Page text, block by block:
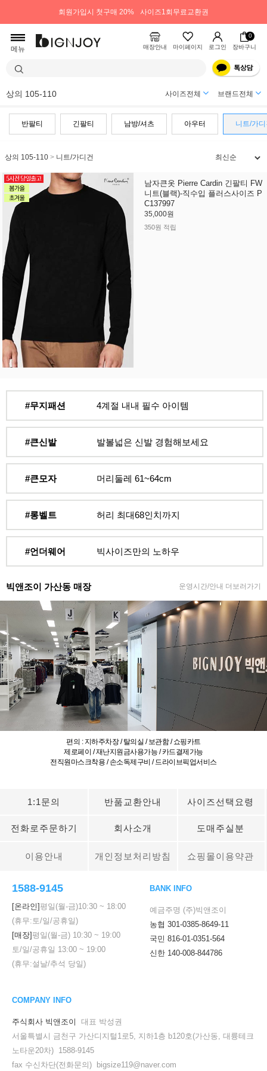
회원가입시 첫구매 20% 사이즈1회무료교환권
메뉴 매장안내 마이페이지 로그인
0
장바구니
상의 105-110 사이즈전체 브랜드전체
반팔티 긴팔티 남방/셔츠 아우터 니트/가
상의 105-110 > 니트/가디건
남자큰옷 Pierre Cardin 긴팔티 FW
니트(블랙)-직수입 플러스사이즈 P
C137997
35,000원
350원 적립
#무지패션 4계절 내내 필수 아이템
#큰신발 발볼넓은 신발 경험해보세요
#큰모자 머리둘레 61~64cm
#롱벨트 허리 최대68인치까지
#언더웨어 빅사이즈만의 노하우
빅앤조이 가산동 매장 운영시간/안내 더보러가기
편의 : 지하주차장 / 탈의실 / 보관함 / 쇼핑카트
제로페이 / 재난지원금사용가능 / 카드결제가능
전직원마스크착용 / 손소독제구비 / 드라이브픽업서비스
1:1문의 반품교환안내 사이즈선택요령
전화로주문하기 회사소개 도매주실분
이용안내 개인정보처리방침 쇼핑몰이용약관
1588-9145
[온라인]평일(월-금)10:30 ~ 18:00
(휴무:토/일/공휴일)
[매장]평일(월-금) 10:30 ~ 19:00
토/일/공휴일 13:00 ~ 19:00
(휴무:설날/추석 당일)
BANK INFO
예금주명 (주)빅앤조이
농협 301-0385-8649-11
국민 816-01-0351-564
신한 140-008-844786
COMPANY INFO
주식회사 빅앤조이
대표 박성권
서울특별시 금천구 가산디지털1로5, 지하1층 b120호(가산동, 대륭테크
노타운20차) 1588-9145
fax 수신차단(전화문의) bigsize119@naver.com